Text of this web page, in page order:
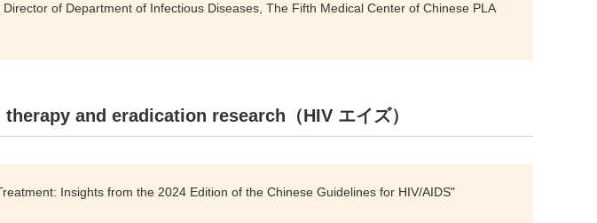
of Department of Infectious Diseases, The Fifth Medical Center of Chinese PLA
and eradication research（HIV エイズ）
Insights from the 2024 Edition of the Chinese Guidelines for HIV/AIDS"